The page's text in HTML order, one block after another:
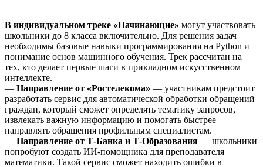
В индивидуальном треке «Начинающие» могут участвовать
школьники до 8 класса включительно. Для решения задач
необходимы базовые навыки программирования на Python и
понимание основ машинного обучения. Трек рассчитан на
тех, кто делает первые шаги в прикладном искусственном
интеллекте.
— Направление от «Ростелекома» — участникам предстоит
разработать сервис для автоматической обработки обращений
граждан, который сможет определять тематику запросов,
извлекать важную информацию и помогать быстрее
направлять обращения профильным специалистам.
— Направление от Т-Банка и Т-Образования — школьники
попробуют создать ИИ-помощника для преподавателя
математики. Такой сервис сможет находить ошибки в